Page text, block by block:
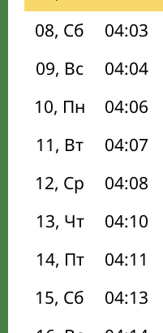
08, Сб
04:03
09, Вс
04:04
10, Пн
04:06
11, Вт
04:07
12, Ср
04:08
13, Чт
04:10
14, Пт
04:11
15, Сб
04:13